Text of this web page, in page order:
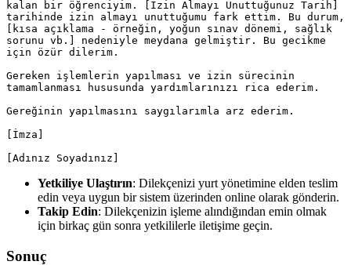
kalan bir öğrenciyim. [İzin Almayı Unuttuğunuz Tarih]
tarihinde izin almayı unuttuğumu fark ettim. Bu durum,
[kısa açıklama - örneğin, yoğun sınav dönemi, sağlık
sorunu vb.] nedeniyle meydana gelmiştir. Bu gecikme
için özür dilerim.
Gereken işlemlerin yapılması ve izin sürecinin
tamamlanması hususunda yardımlarınızı rica ederim.
Gereğinin yapılmasını saygılarımla arz ederim.
[İmza]
[Adınız Soyadınız]
Yetkiliye Ulaştırın: Dilekçenizi yurt yönetimine elden teslim
edin veya uygun bir sistem üzerinden online olarak gönderin.
Takip Edin: Dilekçenizin işleme alındığından emin olmak
için birkaç gün sonra yetkililerle iletişime geçin.
Sonuç